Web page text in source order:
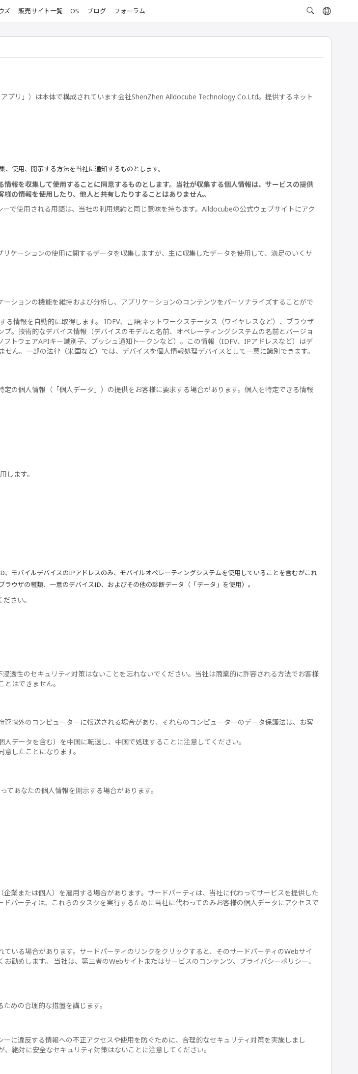
ズ 販売サイト一覧 OS ブログ フォーラム
プリ」）は本体で構成されています会社ShenZhen Alldocube Technology Co.Ltd。提供するネット
使用、開示する方法を当社に通知するものとします。
報を収集して使用することに同意するものとします。当社が収集する個人情報は、サービスの提供
の情報を使用したり、他人と共有したりすることはありません。
で使用される用語は、当社の利用規約と同じ意味を持ちます。Alldocubeの公式ウェブサイトにアク
ケーションの使用に関するデータを収集しますが、主に収集したデータを使用して、満足のいくサ
ションの機能を維持および分析し、アプリケーションのコンテンツをパーソナライズすることがで
情報を自動的に取得します。 IDFV、言語;ネットワークステータス（ワイヤレスなど）、ブラウザ
。技術的なデバイス情報（デバイスのモデルと名前、オペレーティングシステムの名前とバージョ
トウェアAPIキー識別子、プッシュ通知トークンなど）。この情報（IDFV、IPアドレスなど）はデ
ん。一部の法律（米国など）では、デバイスを個人情報処理デバイスとして一意に識別できます。
の個人情報（「個人データ」）の提供をお客様に要求する場合があります。個人を特定できる情報
します。
モバイルデバイスのIPアドレスのみ、モバイルオペレーティングシステムを使用していることを含むがこれ
ウザの種類、一意のデバイスID、およびその他の診断データ（「データ」を使用）。
さい。
透性のセキュリティ対策はないことを忘れないでください。当社は商業的に許容される方法でお客様
はできません。
轄外のコンピューターに転送される場合があり、それらのコンピューターのデータ保護法は、お客
データを含む）を中国に転送し、中国で処理することに注意してください。
したことになります。
あなたの個人情報を開示する場合があります。
業または個人）を雇用する場合があります。サードパーティは、当社に代わってサービスを提供した
パーティは、これらのタスクを実行するために当社に代わってのみお客様の個人データにアクセスで
いる場合があります。サードパーティのリンクをクリックすると、そのサードパーティのWebサイ
勧めします。 当社は、第三者のWebサイトまたはサービスのコンテンツ、プライバシーポリシー、
めの合理的な措置を講じます。
に違反する情報への不正アクセスや使用を防ぐために、合理的なセキュリティ対策を実施しまし
絶対に安全なセキュリティ対策はないことに注意してください。